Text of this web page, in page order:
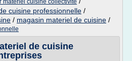
materiel cuisine collectivite
cuisine professionnelle /
/ magasin materiel de cuisine /
de cuisine